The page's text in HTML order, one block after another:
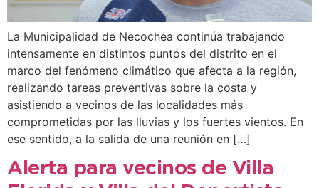
La Municipalidad de Necochea continúa trabajando
intensamente en distintos puntos del distrito en el
marco del fenómeno climático que afecta a la región,
realizando tareas preventivas sobre la costa y
asistiendo a vecinos de las localidades más
comprometidas por las lluvias y los fuertes vientos. En
ese sentido, a la salida de una reunión en […]
Alerta para vecinos de Villa